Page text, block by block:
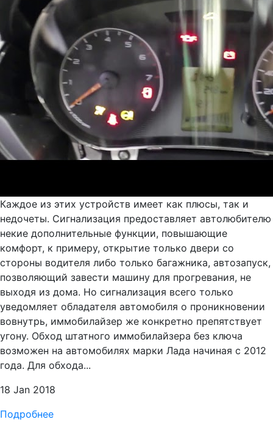
Каждое из этих устройств имеет как плюсы, так и
недочеты. Сигнализация предоставляет автолюбителю
некие дополнительные функции, повышающие
комфорт, к примеру, открытие только двери со
стороны водителя либо только багажника, автозапуск,
позволяющий завести машину для прогревания, не
выходя из дома. Но сигнализация всего только
уведомляет обладателя автомобиля о проникновении
вовнутрь, иммобилайзер же конкретно препятствует
угону. Обход штатного иммобилайзера без ключа
возможен на автомобилях марки Лада начиная с 2012
года. Для обхода...
18 Jan 2018
Подробнее